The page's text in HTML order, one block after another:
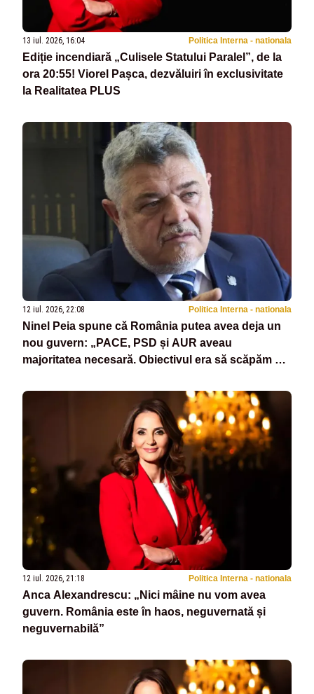
13 iul. 2026, 16:04 Politica Interna - nationala
Ediție incendiară „Culisele Statului Paralel”, de la
ora 20:55! Viorel Pașca, dezvăluiri în exclusivitate
la Realitatea PLUS
12 iul. 2026, 22:08 Politica Interna - nationala
Ninel Peia spune că România putea avea deja un
nou guvern: „PACE, PSD și AUR aveau
majoritatea necesară. Obiectivul era să scăpăm de
12 iul. 2026, 21:18 Politica Interna - nationala
Anca Alexandrescu: „Nici mâine nu vom avea
guvern. România este în haos, neguvernată și
neguvernabilă”